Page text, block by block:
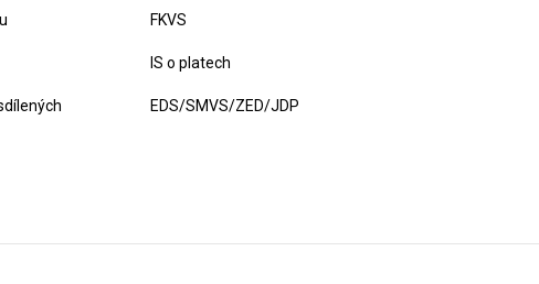
FKVS
IS o platech
EDS/SMVS/ZED/JDP